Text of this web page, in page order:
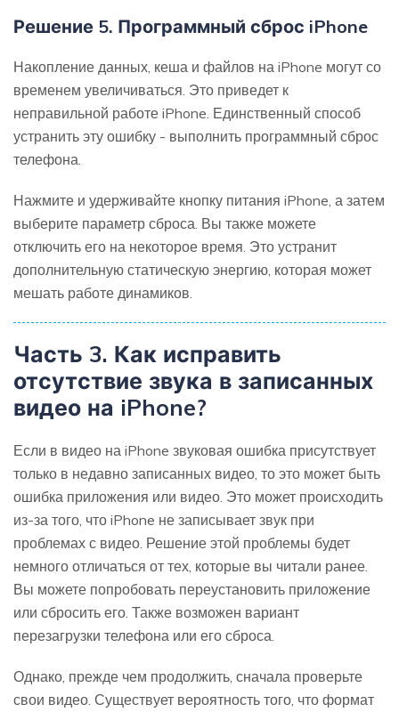
Решение 5. Программный сброс iPhone
Накопление данных, кеша и файлов на iPhone могут со
временем увеличиваться. Это приведет к
неправильной работе iPhone. Единственный способ
устранить эту ошибку - выполнить программный сброс
телефона.
Нажмите и удерживайте кнопку питания iPhone, а затем
выберите параметр сброса. Вы также можете
отключить его на некоторое время. Это устранит
дополнительную статическую энергию, которая может
мешать работе динамиков.
Часть 3. Как исправить
отсутствие звука в записанных
видео на iPhone?
Если в видео на iPhone звуковая ошибка присутствует
только в недавно записанных видео, то это может быть
ошибка приложения или видео. Это может происходить
из-за того, что iPhone не записывает звук при
проблемах с видео. Решение этой проблемы будет
немного отличаться от тех, которые вы читали ранее.
Вы можете попробовать переустановить приложение
или сбросить его. Также возможен вариант
перезагрузки телефона или его сброса.
Однако, прежде чем продолжить, сначала проверьте
свои видео. Существует вероятность того, что формат